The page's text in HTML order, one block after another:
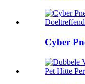
Cyber